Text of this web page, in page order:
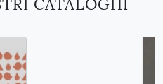
CATALOGHI